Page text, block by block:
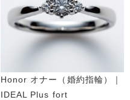
Honor オナー（婚約指輪）｜
IDEAL Plus fort